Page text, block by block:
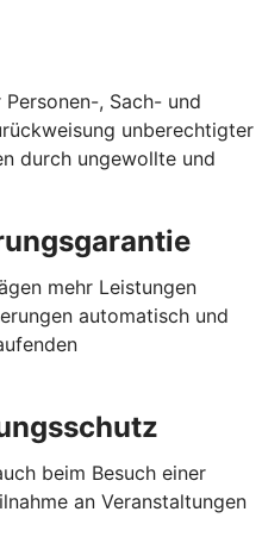
, Sach- und
unberechtigter
durch ungewollte und
mehr Leistungen
automatisch und
beim Besuch einer
an Veranstaltungen